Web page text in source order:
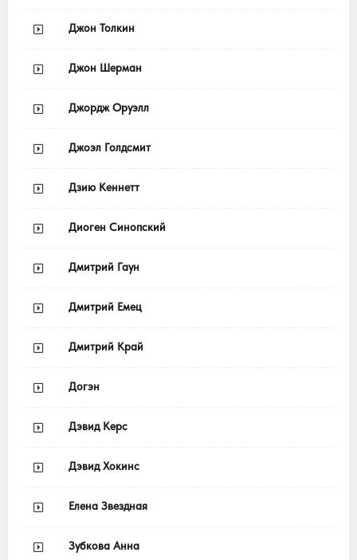
Джон Толкин
Джон Шерман
Джордж Оруэлл
Джоэл Голдсмит
Дзию Кеннетт
Диоген Синопский
Дмитрий Гаун
Дмитрий Емец
Дмитрий Край
Догэн
Дэвид Керс
Дэвид Хокинс
Елена Звездная
Зубкова Анна